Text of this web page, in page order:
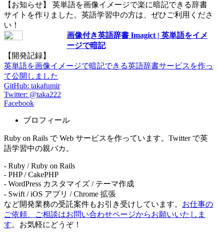
【お知らせ】 英単語を画像イメージで楽に暗記できる辞書
サイトを作りました。英語学習中の方は、ぜひご利用くださ
い！
画像付き英語辞書 Imagict | 英単語をイメ
ージで暗記
【開発記録】
英単語を画像イメージで暗記できる英語辞書サービスを作っ
て公開しました
GitHub: takafumir
Twitter: @taka222
Facebook
プロフィール
Ruby on Rails で Web サービスを作っています。Twitter で英
語学習中の親バカ。
- Ruby / Ruby on Rails
- PHP / CakePHP
- WordPress カスタマイズ / テーマ作成
- Swift / iOS アプリ / Chrome 拡張
など開発業務の受託案件もお引き受けしています。 お仕事の
ご依頼、ご相談はお問い合わせページからお願いいたしま
す。お気軽にどうぞ！